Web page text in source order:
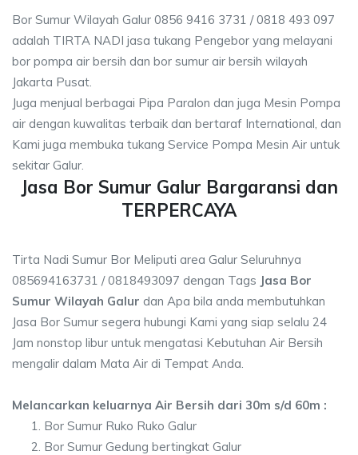
Bor Sumur Wilayah Galur 0856 9416 3731 / 0818 493 097
adalah TIRTA NADI jasa tukang Pengebor yang melayani
bor pompa air bersih dan bor sumur air bersih wilayah
Jakarta Pusat.
Juga menjual berbagai Pipa Paralon dan juga Mesin Pompa
air dengan kuwalitas terbaik dan bertaraf International, dan
Kami juga membuka tukang Service Pompa Mesin Air untuk
sekitar Galur.
Jasa Bor Sumur Galur Bargaransi dan
TERPERCAYA
Tirta Nadi Sumur Bor Meliputi area Galur Seluruhnya
085694163731 / 0818493097 dengan Tags Jasa Bor
Sumur Wilayah Galur dan Apa bila anda membutuhkan
Jasa Bor Sumur segera hubungi Kami yang siap selalu 24
Jam nonstop libur untuk mengatasi Kebutuhan Air Bersih
mengalir dalam Mata Air di Tempat Anda.
Melancarkan keluarnya Air Bersih dari 30m s/d 60m :
Bor Sumur Ruko Ruko Galur
Bor Sumur Gedung bertingkat Galur